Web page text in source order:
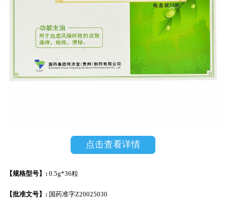
点击查看详情
【规格型号】: 0.5g*36粒
【批准文号】: 国药准字Z20025030